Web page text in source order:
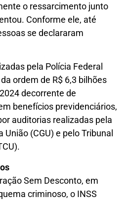
o ressarcimento junto
Conforme ele, até
se declararam
pela Polícia Federal
ordem de R$ 6,3 bilhões
decorrente de
benefícios previdenciários,
auditorias realizadas pela
(CGU) e pelo Tribunal
Sem Desconto, em
criminoso, o INSS